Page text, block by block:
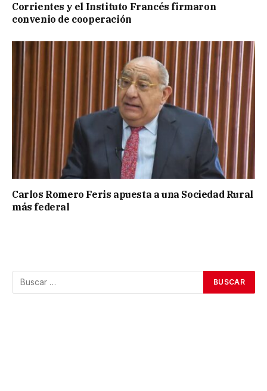
Corrientes y el Instituto Francés firmaron
convenio de cooperación
Carlos Romero Feris apuesta a una Sociedad Rural
más federal